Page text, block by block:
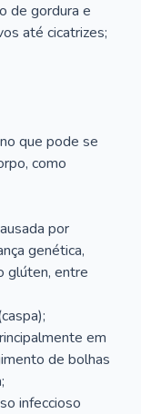
de gordura e
até cicatrizes;
que pode se
como
por
genética,
glúten, entre
em
de bolhas
infeccioso